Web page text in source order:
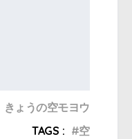
きょうの空モヨウ
TAGS :
空